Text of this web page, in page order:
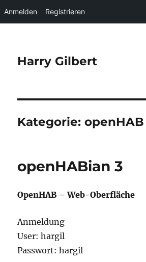
Anmelden Registrieren
Harry Gilbert
Kategorie:openHAB
openHABian 3
OpenHAB – Web-Oberfläche
Anmeldung
User: hargil
Passwort: hargil